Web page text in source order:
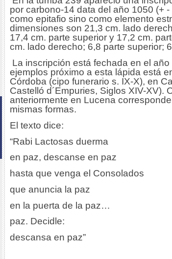
por carbono-14 data del año 1050 (+
como epitafio sino como elemento
dimensiones son 21,3 cm. lado
17,4 cm. parte superior y 17,2 cm.
cm. lado derecho; 6,8 parte superior;
La inscripción está fechada en el
ejemplos próximo a esta lápida está
Córdoba (cipo funerario s. IX-X), en
Castelló d´Empuries, Siglos XIV-XV).
anteriormente en Lucena
mismas formas.
El texto dice:
“Rabi Lactosas duerma
en paz, descanse en paz
hasta que venga el Consolados
que anuncia la paz
en la puerta de la paz…
paz. Decidle:
descansa en paz”